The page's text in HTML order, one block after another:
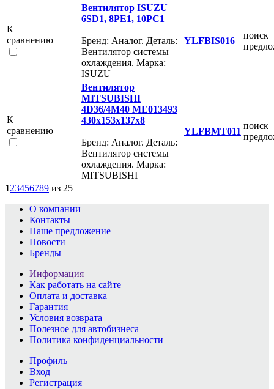
К
сравнению
Вентилятор ISUZU
6SD1, 8PE1, 10PC1
Бренд: Аналог. Деталь:
Вентилятор системы
охлаждения. Марка:
ISUZU
YLFBIS016
поиск
К
сравнению
Вентилятор
MITSUBISHI
4D36/4M40 ME013493
430x153x137x8
Бренд: Аналог. Деталь:
Вентилятор системы
охлаждения. Марка:
MITSUBISHI
YLFBMT011
поиск
123456789 из 25
О компании
Контакты
Наше предложение
Новости
Бренды
Информация
Как работать на сайте
Оплата и доставка
Гарантия
Условия возврата
Полезное для автобизнеса
Политика конфиденциальности
Профиль
Вход
Регистрация